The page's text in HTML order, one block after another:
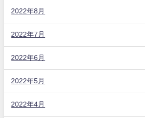
2022年8月
2022年7月
2022年6月
2022年5月
2022年4月